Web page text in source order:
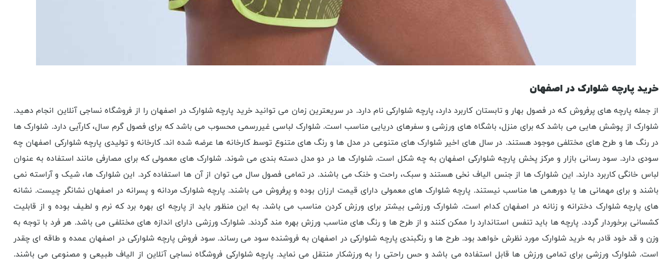
خرید پارچه شلوارک در اصفهان
از جمله پارچه های پرفروش که در فصول بهار و تابستان کاربرد دارد، پارچه شلوارکی نام دارد. در سریعترین زمان می توانید خرید پارچه شلوارک در اصفهان را از فروشگاه نساجی آنلاین انجام دهید.
شلوارک از پوشش ‌هایی می باشد که برای منزل، باشگاه‌ های ورزشی و سفرهای دریایی مناسب است. شلوارک لباسی غیر‌رسمی محسوب می باشد که برای فصول گرم سال، کارآیی دارد. شلوارک ‌ها
در رنگ ‌ها و طرح ‌های مختلفی موجود هستند. در سال‌ های اخیر شلوارک ‌های متنوعی در مدل‌ ها و رنگ ‌های متنوع توسط کارخانه ‌ها عرضه شده اند. کارخانه و تولیدی پارچه شلوارکی اصفهان چه
سودی دارد. سود رسانی بازار و مرکز پخش پارچه شلوارکی اصفهان به چه شکل است. شلوارک‌ ها در دو مدل دسته ‌بندی می شوند. شلوارک ‌های معمولی که برای مصارفی مانند استفاده به عنوان
لباس خانگی کاربرد دارند. این شلوارک ها از جنس الیاف نخی هستند و سبک، راحت و خنک می باشند. در تمامی فصول سال می توان از آن ها استفاده کرد. این شلوارک‌ ها، شیک و آراسته نمی
باشند و برای مهمانی‌ ها یا دورهمی ‌ها مناسب نیستند. پارچه شلوارک‌ های معمولی دارای قیمت ارزان بوده و پرفروش می باشند. پارچه شلوارک مردانه و پسرانه در اصفهان نشانگر چیست. نشانه
های پارچه شلوارک دخترانه و زنانه در اصفهان کدام است. شلوارک ورزشی بیشتر برای ورزش کردن مناسب می باشد. به این منظور باید از پارچه ‌ای بهره برد که نرم و لطیف بوده و از قابلیت
کشسانی برخوردار گردد. پارچه ها باید تنفس استاندارد را ممکن کنند و از طرح‌ ها و رنگ‌ های مناسب ورزش بهره مند گردند. شلوارک ورزشی دارای اندازه های مختلفی می باشد. هر فرد با توجه به
وزن و قد خود قادر به خرید شلوارک مورد نظرش خواهد بود. طرح ها و رنگبندی پارچه شلوارکی در اصفهان به فروشنده سود می رساند. سود فروش پارچه شلوارکی در اصفهان عمده و طاقه ای چقدر
است. شلوارک ورزشی برای تمامی ورزش ‌ها قابل استفاده می باشد و حس راحتی را به ورزشکار منتقل می نماید. پارچه شلوارکی فروشگاه نساجی آنلاین از الیاف طبیعی و مصنوعی می باشند.